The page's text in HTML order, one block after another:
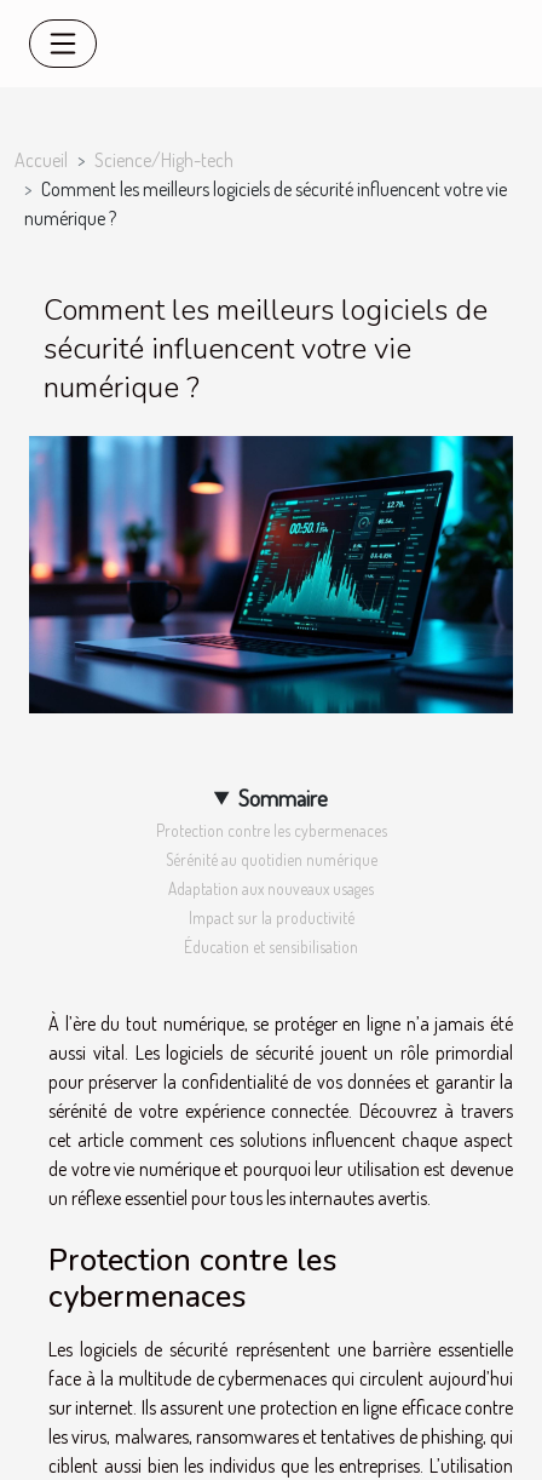
Accueil
Science/High-tech
Comment les meilleurs logiciels de sécurité influencent votre vie
numérique ?
Comment les meilleurs logiciels de
sécurité influencent votre vie
numérique ?
Sommaire
Protection contre les cybermenaces
Sérénité au quotidien numérique
Adaptation aux nouveaux usages
Impact sur la productivité
Éducation et sensibilisation
À l’ère du tout numérique, se protéger en ligne n’a jamais été
aussi vital. Les logiciels de sécurité jouent un rôle primordial
pour préserver la confidentialité de vos données et garantir la
sérénité de votre expérience connectée. Découvrez à travers
cet article comment ces solutions influencent chaque aspect
de votre vie numérique et pourquoi leur utilisation est devenue
un réflexe essentiel pour tous les internautes avertis.
Protection contre les
cybermenaces
Les logiciels de sécurité représentent une barrière essentielle
face à la multitude de cybermenaces qui circulent aujourd’hui
sur internet. Ils assurent une protection en ligne efficace contre
les virus, malwares, ransomwares et tentatives de phishing, qui
ciblent aussi bien les individus que les entreprises. L’utilisation